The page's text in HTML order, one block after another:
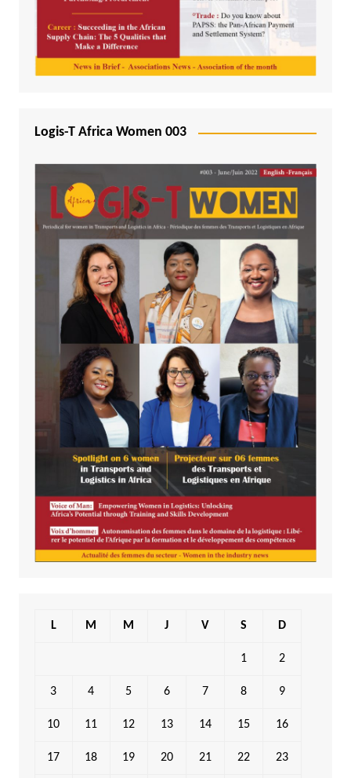
Logis-T Africa Women 003
L M M J V S D
1 2
3 4 5 6 7 8 9
10 11 12 13 14 15 16
17 18 19 20 21 22 23